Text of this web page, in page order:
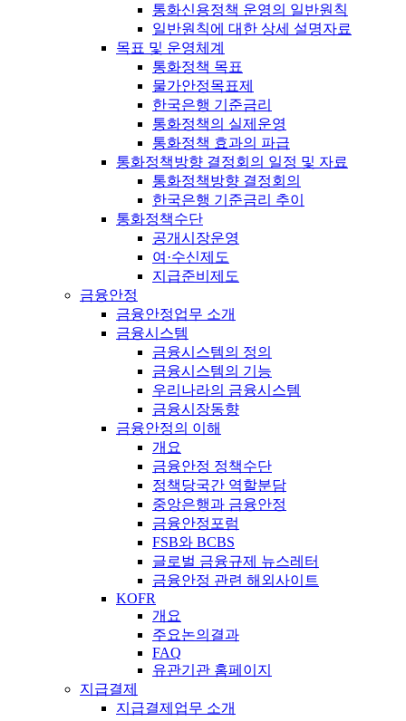
통화신용정책 운영의 일반원칙
일반원칙에 대한 상세 설명자료
목표 및 운영체계
통화정책 목표
물가안정목표제
한국은행 기준금리
통화정책의 실제운영
통화정책 효과의 파급
통화정책방향 결정회의 일정 및 자료
통화정책방향 결정회의
한국은행 기준금리 추이
통화정책수단
공개시장운영
여·수신제도
지급준비제도
금융안정
금융안정업무 소개
금융시스템
금융시스템의 정의
금융시스템의 기능
우리나라의 금융시스템
금융시장동향
금융안정의 이해
개요
금융안정 정책수단
정책당국간 역할분담
중앙은행과 금융안정
금융안정포럼
FSB와 BCBS
글로벌 금융규제 뉴스레터
금융안정 관련 해외사이트
KOFR
개요
주요논의결과
FAQ
유관기관 홈페이지
지급결제
지급결제업무 소개